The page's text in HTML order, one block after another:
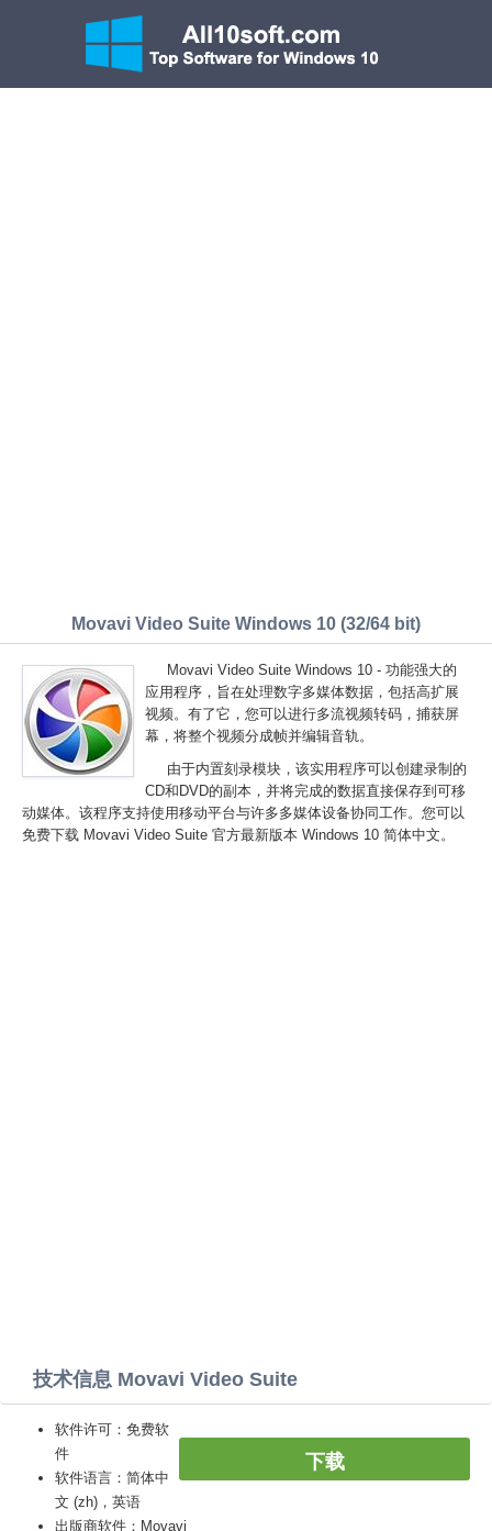
Movavi Video Suite Windows 10 (32/64 bit)
Movavi Video Suite Windows 10 - 功能强大的
应用程序，旨在处理数字多媒体数据，包括高扩展
视频。有了它，您可以进行多流视频转码，捕获屏
幕，将整个视频分成帧并编辑音轨。
由于内置刻录模块，该实用程序可以创建录制的
CD和DVD的副本，并将完成的数据直接保存到可移
动媒体。该程序支持使用移动平台与许多多媒体设备协同工作。您可以
免费下载 Movavi Video Suite 官方最新版本 Windows 10 简体中文。
技术信息 Movavi Video Suite
下载
软件许可：免费软
件
软件语言：简体中
文 (zh)，英语
出版商软件：Movavi